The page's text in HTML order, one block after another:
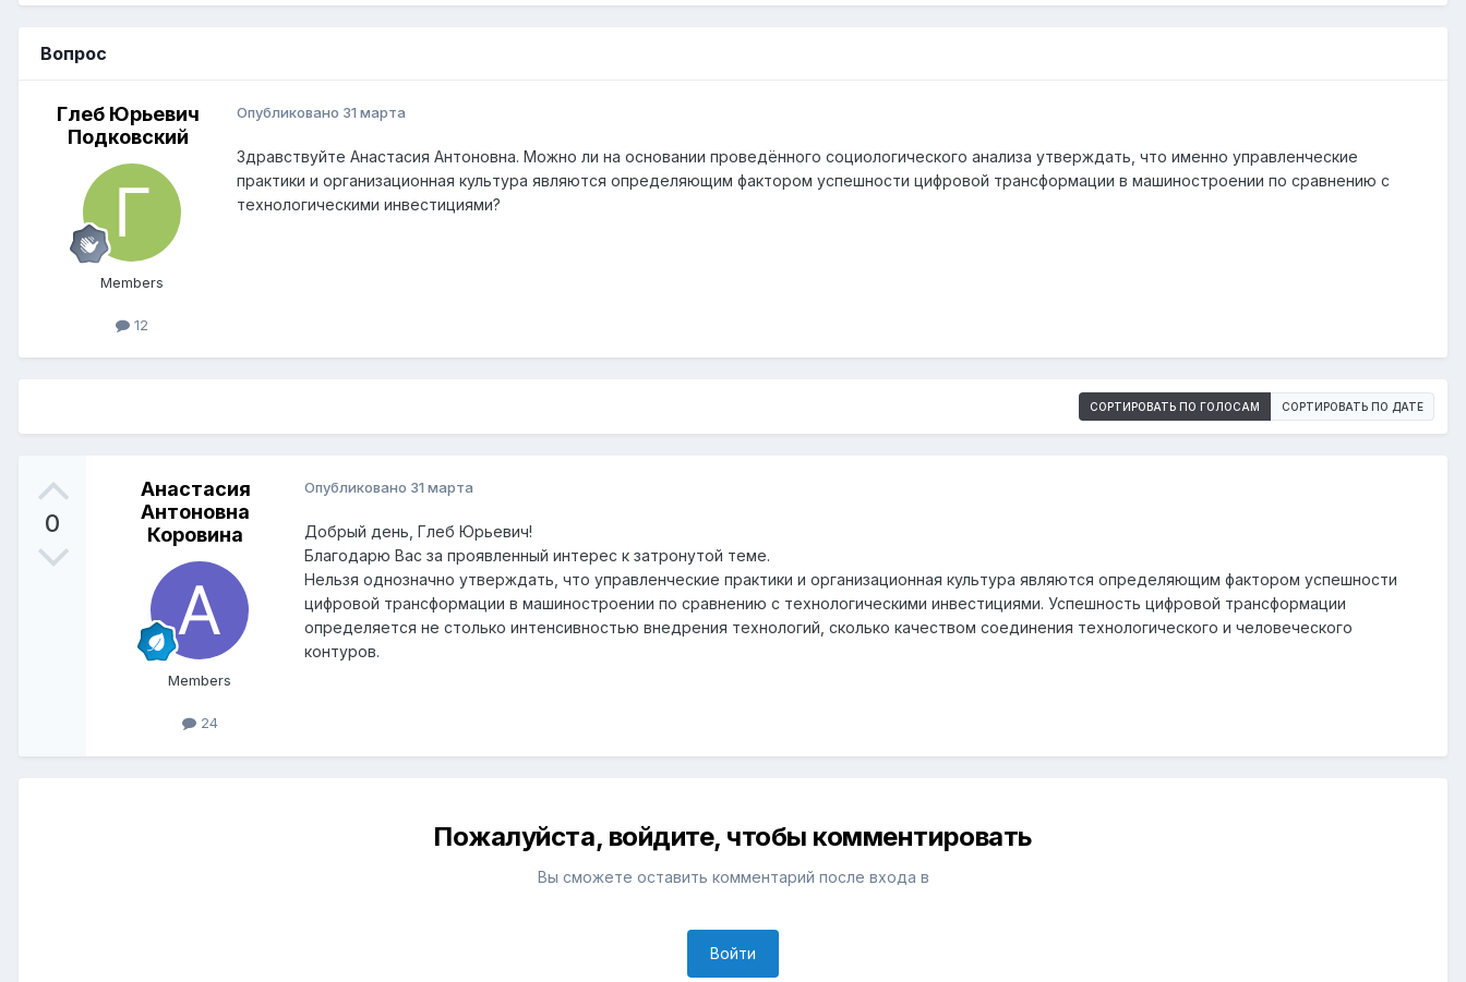
Вопрос
Глеб Юрьевич
Подковский
Members
12
Опубликовано 31 марта
Здравствуйте Анастасия Антоновна. Можно ли на основании проведённого социологического анализа утверждать, что именно управленческие
практики и организационная культура являются определяющим фактором успешности цифровой трансформации в машиностроении по сравнению с
технологическими инвестициями?
СОРТИРОВАТЬ ПО ГОЛОСАМ СОРТИРОВАТЬ ПО ДАТЕ
0
Анастасия
Антоновна
Коровина
Members
24
Опубликовано 31 марта
Добрый день, Глеб Юрьевич!
Благодарю Вас за проявленный интерес к затронутой теме.
Нельзя однозначно утверждать, что управленческие практики и организационная культура являются определяющим фактором успешности
цифровой трансформации в машиностроении по сравнению с технологическими инвестициями. Успешность цифровой трансформации
определяется не столько интенсивностью внедрения технологий, сколько качеством соединения технологического и человеческого
контуров.
Пожалуйста, войдите, чтобы комментировать
Вы сможете оставить комментарий после входа в
Войти